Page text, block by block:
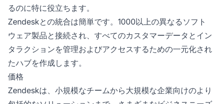
るのに特に役立ちます。
Zendeskとの統合は簡単です。1000以上の異なるソフト
ウェア製品と接続され、すべてのカスタマーデータとイン
タラクションを管理およびアクセスするための一元化され
たハブを作成します。
価格
Zendeskは、小規模なチームから大規模な企業向けのより